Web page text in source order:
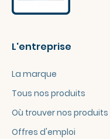
L'entreprise
La marque
Tous nos produits
Où trouver nos produits
Offres d'emploi